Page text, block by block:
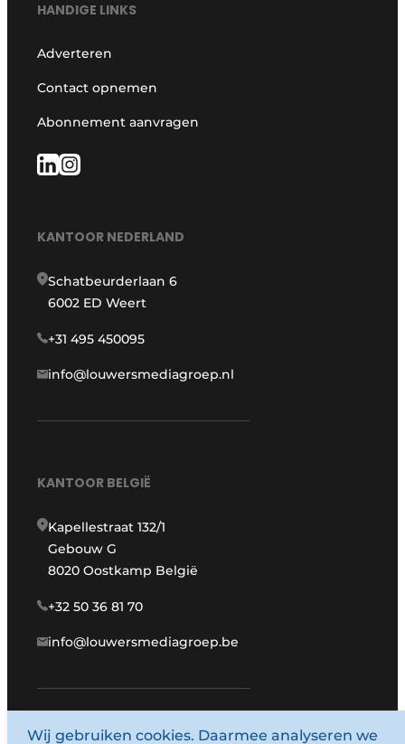
HANDIGE LINKS
Adverteren
Contact opnemen
Abonnement aanvragen
KANTOOR NEDERLAND
Schatbeurderlaan 6
6002 ED Weert
+31 495 450095
info@louwersmediagroep.nl
KANTOOR BELGIË
Kapellestraat 132/1
Gebouw G
8020 Oostkamp België
+32 50 36 81 70
info@louwersmediagroep.be
www.louwersmediagroep.com
Wij gebruiken cookies. Daarmee analyseren we